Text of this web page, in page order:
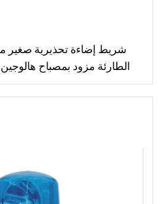
شريط إضاءة تحذيرية صغير
الطارئة مزود بمصباح